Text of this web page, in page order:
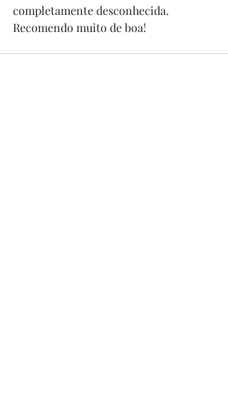
completamente desconhecida.
Recomendo muito de boa!